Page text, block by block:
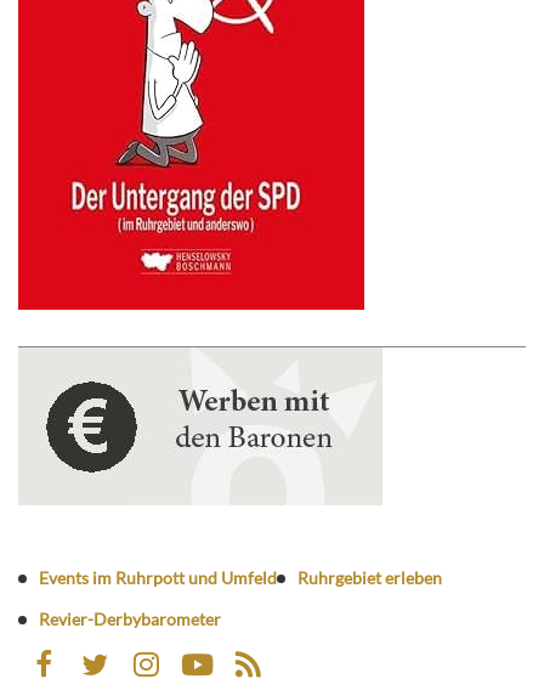
Events im Ruhrpott und Umfeld
Ruhrgebiet erleben
Revier-Derbybarometer